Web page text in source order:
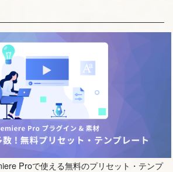
Proで使える無料のプリセット・テンプ